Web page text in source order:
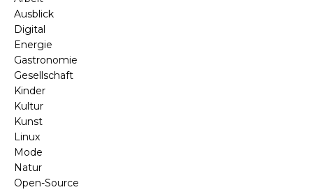
Ausblick
Digital
Energie
Gastronomie
Gesellschaft
Kinder
Kultur
Kunst
Linux
Mode
Natur
Open-Source